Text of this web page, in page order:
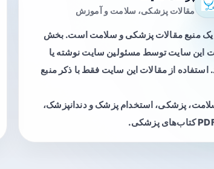
مقالات پزشکی، سلامت و آموزش
منبع مقالات پزشکی و سلامت است. بخش
این سایت توسط مسئولین سایت نوشته یا
استفاده از مقالات این سایت فقط با ذکر منبع
پزشکی، استخدام پزشک و دندانپزشک،